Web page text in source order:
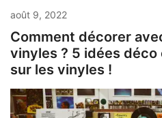
août 9, 2022
Comment décorer
vinyles ? 5 idées déco
sur les vinyles !